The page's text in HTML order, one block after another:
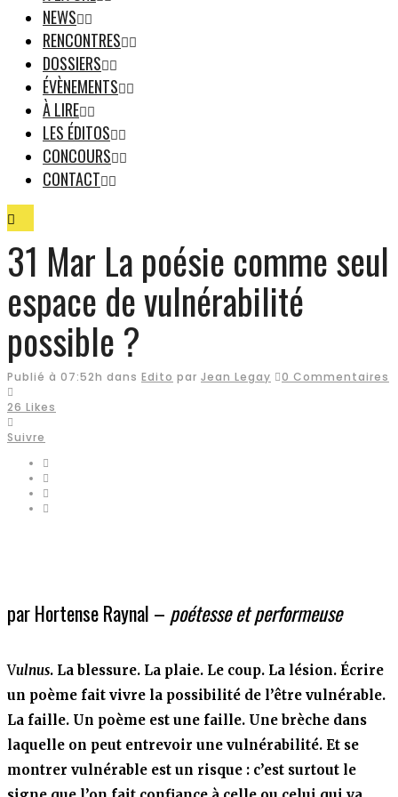
NEWS
RENCONTRES
DOSSIERS
ÉVÈNEMENTS
À LIRE
LES ÉDITOS
CONCOURS
CONTACT
31 Mar La poésie comme seul
espace de vulnérabilité
possible ?
Publié à 07:52h dans Edito par Jean Legay
0 Commentaires
26 Likes
Suivre
par Hortense Raynal – poétesse et performeuse
Vulnus. La blessure. La plaie. Le coup. La lésion. Écrire
un poème fait vivre la possibilité de l’être vulnérable.
La faille. Un poème est une faille. Une brèche dans
laquelle on peut entrevoir une vulnérabilité. Et se
montrer vulnérable est un risque : c’est surtout le